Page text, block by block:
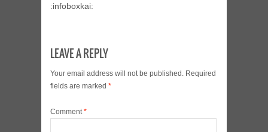
:infoboxkai:
LEAVE A REPLY
Your email address will not be published. Required
fields are marked *
Comment*